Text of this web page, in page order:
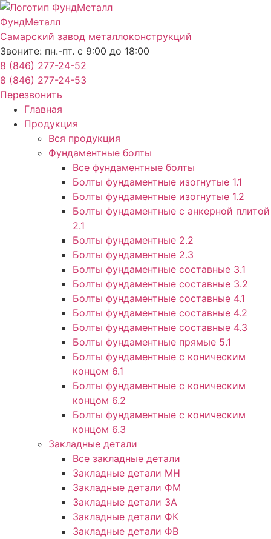
Перейти
к
содержимому
ФундМеталл
Самарский завод металлоконструкций
Звоните: пн.-пт. с 9:00 до 18:00
8 (846) 277-24-52
8 (846) 277-24-53
Перезвонить
Главная
Продукция
Вся продукция
Фундаментные болты
Все фундаментные болты
Болты фундаментные изогнутые 1.1
Болты фундаментные изогнутые 1.2
Болты фундаментные с анкерной плитой
2.1
Болты фундаментные 2.2
Болты фундаментные 2.3
Болты фундаментные составные 3.1
Болты фундаментные составные 3.2
Болты фундаментные составные 4.1
Болты фундаментные составные 4.2
Болты фундаментные составные 4.3
Болты фундаментные прямые 5.1
Болты фундаментные с коническим
концом 6.1
Болты фундаментные с коническим
концом 6.2
Болты фундаментные с коническим
концом 6.3
Закладные детали
Все закладные детали
Закладные детали МН
Закладные детали ФМ
Закладные детали ЗА
Закладные детали ФК
Закладные детали ФВ